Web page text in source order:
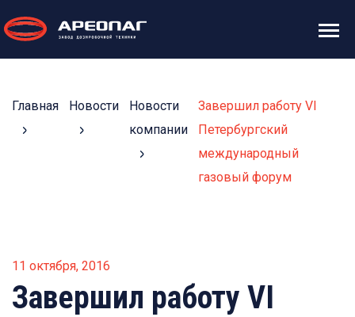
Главная Новости
Новости
компании
Завершил работу VI
Петербургский
международный
газовый форум
11 октября, 2016
Завершил работу VI